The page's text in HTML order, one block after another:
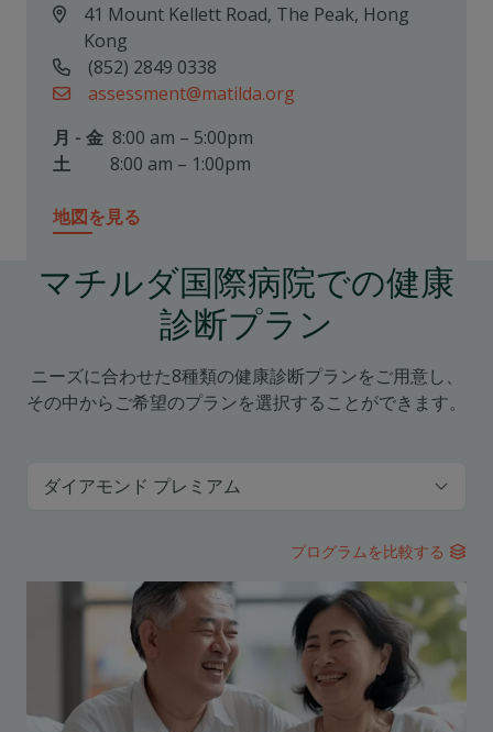
41 Mount Kellett Road, The Peak, Hong
Kong
(852) 2849 0338
assessment@matilda.org
月 - 金 8:00 am – 5:00pm
土 8:00 am – 1:00pm
地図を見る
マチルダ国際病院での健康
診断プラン
ニーズに合わせた8種類の健康診断プランをご用意し、
その中からご希望のプランを選択することができます。
プログラムを比較する